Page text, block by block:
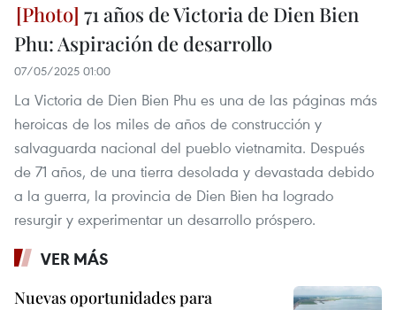
71 años de Victoria de Dien Bien
Phu: Aspiración de desarrollo
07/05/2025 01:00
La Victoria de Dien Bien Phu es una de las páginas más
heroicas de los miles de años de construcción y
salvaguarda nacional del pueblo vietnamita. Después
de 71 años, de una tierra desolada y devastada debido
a la guerra, la provincia de Dien Bien ha logrado
resurgir y experimentar un desarrollo próspero.
VER MÁS
Nuevas oportunidades para